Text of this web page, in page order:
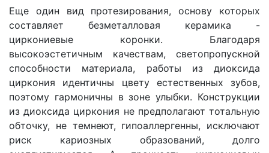
Еще один вид протезирования, основу которых
составляет безметалловая керамика -
циркониевые коронки. Благодаря
высокоэстетичным качествам, светопропускной
способности материала, работы из диоксида
циркония идентичны цвету естественных зубов,
поэтому гармоничны в зоне улыбки. Конструкции
из диоксида циркония не предполагают тотальную
обточку, не темнеют, гипоаллергенны, исключают
риск кариозных образований, долго